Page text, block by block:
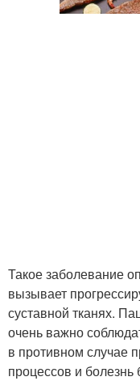
Такое заболевание
вызывает
суставной тканях.
очень важно
в противном случае
процессов и болезнь